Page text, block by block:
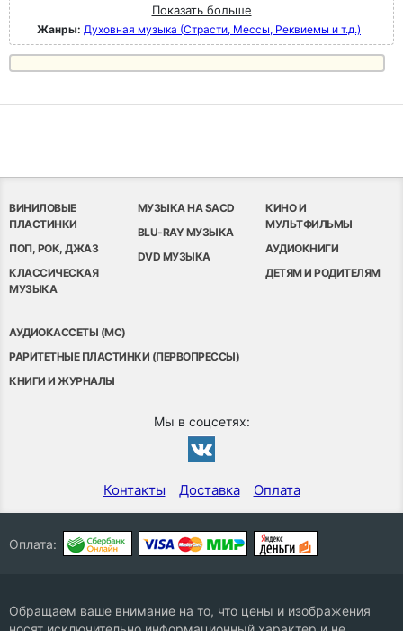
Показать больше
Жанры: Духовная музыка (Страсти, Мессы, Реквиемы и т.д.)
ВИНИЛОВЫЕ
ПЛАСТИНКИ
ПОП, РОК, ДЖАЗ
КЛАССИЧЕСКАЯ
МУЗЫКА
МУЗЫКА НА SACD
BLU-RAY МУЗЫКА
DVD МУЗЫКА
КИНО И
МУЛЬТФИЛЬМЫ
АУДИОКНИГИ
ДЕТЯМ И РОДИТЕЛЯМ
АУДИОКАССЕТЫ (MC)
РАРИТЕТНЫЕ ПЛАСТИНКИ (ПЕРВОПРЕССЫ)
КНИГИ И ЖУРНАЛЫ
Мы в соцсетях:
Контакты Доставка Оплата
Оплата:
Обращаем ваше внимание на то, что цены и изображения